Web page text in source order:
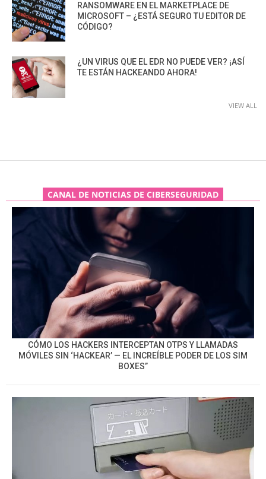
RANSOMWARE EN EL MARKETPLACE DE
MICROSOFT – ¿ESTÁ SEGURO TU EDITOR DE
CÓDIGO?
¿UN VIRUS QUE EL EDR NO PUEDE VER? ¡ASÍ
TE ESTÁN HACKEANDO AHORA!
VIEW ALL
CANAL DE NOTICIAS DE CIBERSEGURIDAD
CÓMO LOS HACKERS INTERCEPTAN OTPS Y LLAMADAS
MÓVILES SIN ‘HACKEAR’ — EL INCREÍBLE PODER DE LOS SIM
BOXES”